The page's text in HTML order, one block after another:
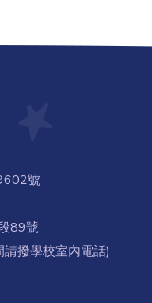
號
89號
撥學校室內電話)